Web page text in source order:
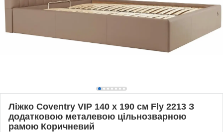
Ліжко Coventry VIP 140 х 190 см Fly 2213 З
додатковою металевою цільнозварною
рамою Коричневий